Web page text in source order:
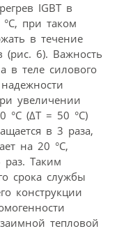
IGBT в
при таком
в течение
6). Важность
в теле силового
увеличении
°C (ΔΤ = 50 °C)
в 3 раза,
на 20 °C,
Таким
срока службы
конструкции
тепловой